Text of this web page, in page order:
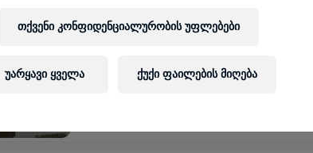
May 04, 2025
თქვენი კონფიდენციალურობის უფლებები
უარყავი ყველა ქუქი ფაილების მიღება